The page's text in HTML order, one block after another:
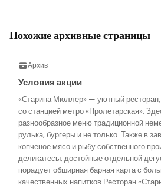
Похожие архивные страницы
Архив
Условия акции
«Старина Мюллер» — уютный
со станцией метро «Пролетарская».
разнообразное меню традиционной
рулька, бургеры и не только. Также в
копченое мясо и рыбу собственного
деликатесы, достойные отдельной
порадует обширная барная карта с
качественных напитков.Ресторан